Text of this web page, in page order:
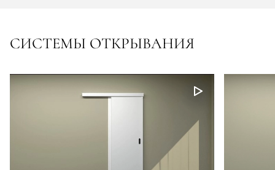
СИСТЕМЫ ОТКРЫВАНИЯ